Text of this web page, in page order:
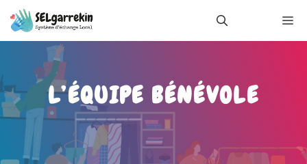
Aller
au
contenu
L’ÉQUIPE BÉNÉVOLE